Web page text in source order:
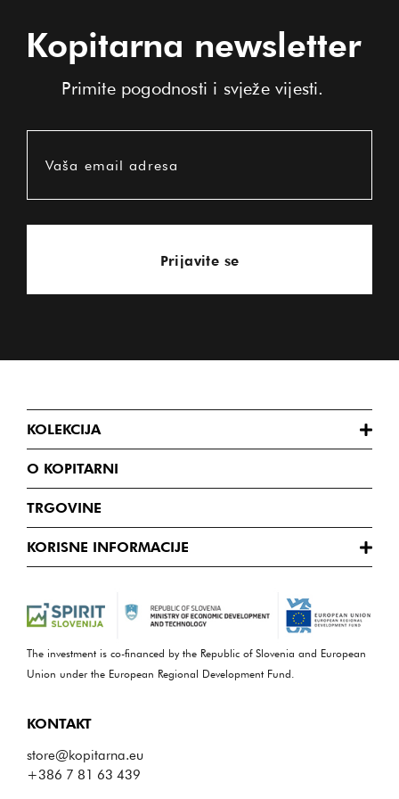
Kopitarna newsletter
Primite pogodnosti i svježe vijesti.
Vaša email adresa
Prijavite se
KOLEKCIJA
O KOPITARNI
TRGOVINE
KORISNE INFORMACIJE
The investment is co-financed by the Republic of Slovenia and European
Union under the European Regional Development Fund.
KONTAKT
store@kopitarna.eu
+386 7 81 63 439